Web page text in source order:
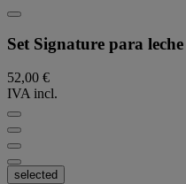
Set Signature para
52,00 €
IVA incl.
selected